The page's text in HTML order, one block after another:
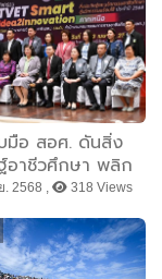
มือ สอศ. ดันสิ่ง
อาชีวศึกษา พลิก
รศึกษาไทย ด้วย
ม TVET Smart
. 2568 , 318 Views